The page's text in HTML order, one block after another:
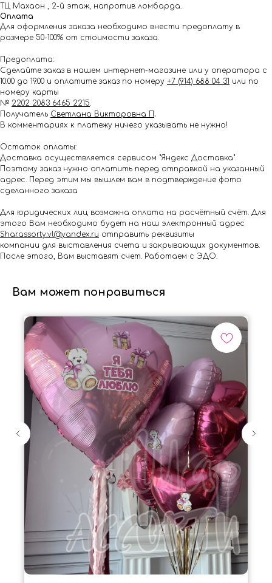
ТЦ Махаон , 2-й этаж, напротив ломбарда.
Оплата
Для оформления заказа необходимо внести предоплату в
размере 50-100% от стоимости заказа.
Предоплата:
Сделайте заказ в нашем интернет-магазине или у оператора с
10.00 до 19.00 и оплатите заказ по номеру +7 (914) 688 04 31 или по
номеру карты
№ 2202 2083 6465 2215.
Получатель Светлана Викторовна П .
В комментариях к платежу ничего указывать не нужно!
Остаток оплаты:
Доставка осуществляется сервисом "Яндекс Доставка".
Поэтому заказ нужно оплатить перед отправкой на указанный
адрес. Перед этим мы вышлем вам в подтверждение фото
сделанного заказа
Для юридических лиц возможна оплата на расчётный счёт. Для
этого Вам необходимо будет на наш электронный адрес
Shar.assorty.vl@yandex.ru отправить реквизиты
компании для выставления счета и закрывающих документов.
После этого, Вам выставят счет. Работаем с ЭДО.
Вам может понравиться